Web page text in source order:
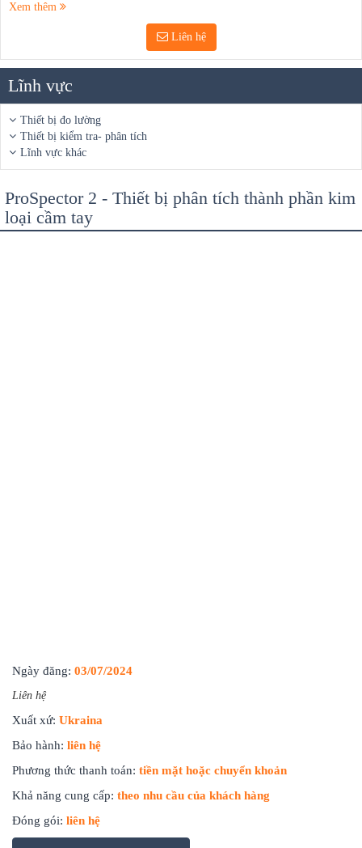
Xem thêm
Liên hệ
Lĩnh vực
Thiết bị đo lường
Thiết bị kiểm tra- phân tích
Lĩnh vực khác
ProSpector 2 - Thiết bị phân tích thành phần kim
loại cầm tay
Ngày đăng: 03/07/2024
Liên hệ
Xuất xứ: Ukraina
Bảo hành: liên hệ
Phương thức thanh toán: tiền mặt hoặc chuyển khoản
Khả năng cung cấp: theo nhu cầu của khách hàng
Đóng gói: liên hệ